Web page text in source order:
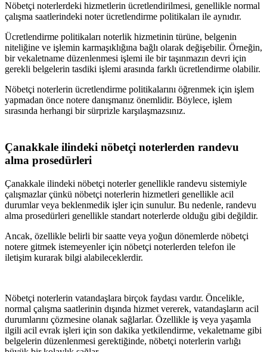
Nöbetçi noterlerdeki hizmetlerin ücretlendirilmesi, genellikle normal
çalışma saatlerindeki noter ücretlendirme politikaları ile aynıdır.
Ücretlendirme politikaları noterlik hizmetinin türüne, belgenin
niteliğine ve işlemin karmaşıklığına bağlı olarak değişebilir. Örneğin,
bir vekaletname düzenlenmesi işlemi ile bir taşınmazın devri için
gerekli belgelerin tasdiki işlemi arasında farklı ücretlendirme olabilir.
Nöbetçi noterlerin ücretlendirme politikalarını öğrenmek için işlem
yapmadan önce notere danışmanız önemlidir. Böylece, işlem
sırasında herhangi bir sürprizle karşılaşmazsınız.
Çanakkale ilindeki nöbetçi noterlerden randevu
alma prosedürleri
Çanakkale ilindeki nöbetçi noterler genellikle randevu sistemiyle
çalışmazlar çünkü nöbetçi noterlerin hizmetleri genellikle acil
durumlar veya beklenmedik işler için sunulur. Bu nedenle, randevu
alma prosedürleri genellikle standart noterlerde olduğu gibi değildir.
Ancak, özellikle belirli bir saatte veya yoğun dönemlerde nöbetçi
notere gitmek istemeyenler için nöbetçi noterlerden telefon ile
iletişim kurarak bilgi alabileceklerdir.
Nöbetçi noterlerin vatandaşlara birçok faydası vardır. Öncelikle,
normal çalışma saatlerinin dışında hizmet vererek, vatandaşların acil
durumlarını çözmesine olanak sağlarlar. Özellikle iş veya yaşamla
ilgili acil evrak işleri için son dakika yetkilendirme, vekaletname gibi
belgelerin düzenlenmesi gerektiğinde, nöbetçi noterlerin varlığı